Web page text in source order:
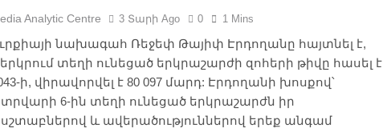
Analytic Centre 3 Տարի Ago 0 1 Mins
նախագահ Ռեջեփ Թայիփ Էրդողանը հայտնել է,
տեղի ունեցած երկրաշարժի զոհերի թիվը հասել է
ի, վիրավորվել է 80 097 մարդ: Էրդողանի խոսքով՝
6-ին տեղի ունեցած երկրաշարժն իր
և ավերածություններով երեք անգամ